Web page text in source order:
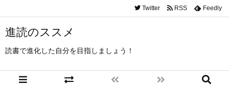
進読のススメ
読書で進化した自分を目指しましょう！
Twitter RSS Feedly